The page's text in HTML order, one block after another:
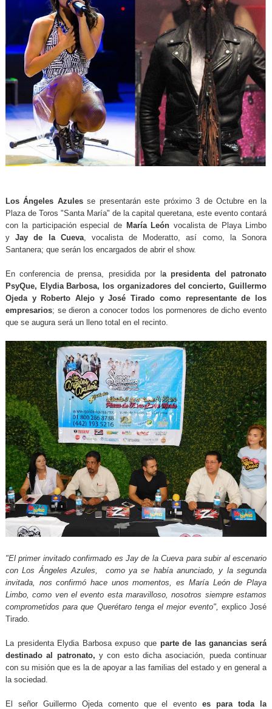
Los Ángeles Azulesse presentarán este próximo 3 de Octubre en la
Plaza de Toros "Santa María" de la capital queretana, este evento contará
con la participación especial de María León vocalista de Playa Limbo
yJay de la Cueva, vocalista de Moderatto, así como, la Sonora
Santanera; que serán los encargados de abrir el show.
En conferencia de prensa, presidida por l a presidenta del patronato
PsyQue, Elydia Barbosa, los organizadores del concierto, Guillermo
Ojeda y Roberto Alejo y José Tirado como representante de los
empresarios; se dieron a conocer todos los pormenores de dicho evento
que se augura será un lleno total en el recinto.
"El primer invitado confirmado es Jay de la Cueva para subir al escenario
con Los Ángeles Azules, como ya se había anunciado, y la segunda
invitada, nos confirmó hace unos momentos, es María León de Playa
Limbo, como ven el evento esta maravilloso, nosotros siempre estamos
comprometidos para que Querétaro tenga el mejor evento", explico José
Tirado.
La presidenta Elydia Barbosaexpuso que parte de las ganancias será
destinado al patronato, y con esto dicha asociación, pueda continuar
con su misión que es la de apoyar a las familias del estado y en general a
la sociedad.
El señor Guillermo Ojeda comento que el eventoes para toda la